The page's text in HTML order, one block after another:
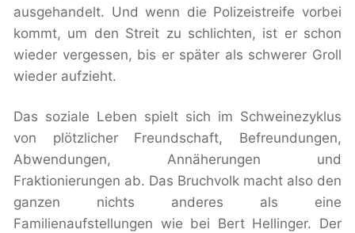
ausgehandelt. Und wenn die Polizeistreife vorbei
kommt, um den Streit zu schlichten, ist er schon
wieder vergessen, bis er später als schwerer Groll
wieder aufzieht.
Das soziale Leben spielt sich im Schweinezyklus
von plötzlicher Freundschaft, Befreundungen,
Abwendungen, Annäherungen und
Fraktionierungen ab. Das Bruchvolk macht also den
ganzen nichts anderes als eine
Familienaufstellungen wie bei Bert Hellinger. Der